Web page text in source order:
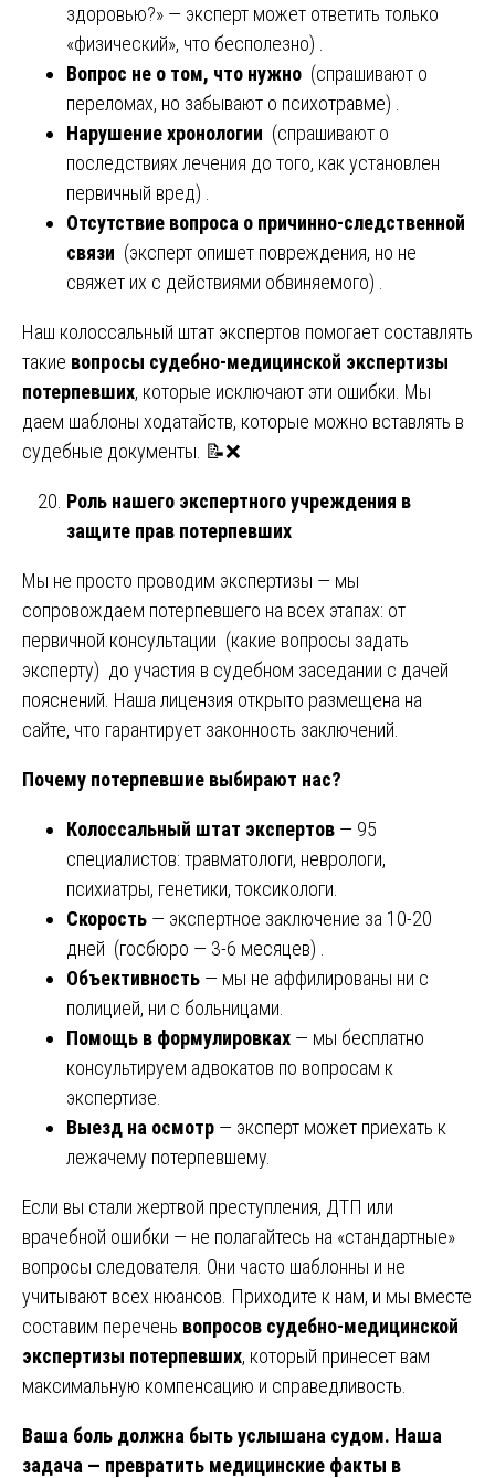
здоровью?» — эксперт может ответить только
«физический», что бесполезно) .
Вопрос не о том, что нужно (спрашивают о
переломах, но забывают о психотравме) .
Нарушение хронологии (спрашивают о
последствиях лечения до того, как установлен
первичный вред) .
Отсутствие вопроса о причинно-следственной
связи (эксперт опишет повреждения, но не
свяжет их с действиями обвиняемого) .
Наш колоссальный штат экспертов помогает составлять
такие вопросы судебно-медицинской экспертизы
потерпевших, которые исключают эти ошибки. Мы
даем шаблоны ходатайств, которые можно вставлять в
судебные документы. 📝❌
Роль нашего экспертного учреждения в
защите прав потерпевших
Мы не просто проводим экспертизы — мы
сопровождаем потерпевшего на всех этапах: от
первичной консультации (какие вопросы задать
эксперту) до участия в судебном заседании с дачей
пояснений. Наша лицензия открыто размещена на
сайте, что гарантирует законность заключений.
Почему потерпевшие выбирают нас?
Колоссальный штат экспертов — 95
специалистов: травматологи, неврологи,
психиатры, генетики, токсикологи.
Скорость — экспертное заключение за 10-20
дней (госбюро — 3-6 месяцев) .
Объективность — мы не аффилированы ни с
полицией, ни с больницами.
Помощь в формулировках — мы бесплатно
консультируем адвокатов по вопросам к
экспертизе.
Выезд на осмотр — эксперт может приехать к
лежачему потерпевшему.
Если вы стали жертвой преступления, ДТП или
врачебной ошибки — не полагайтесь на «стандартные»
вопросы следователя. Они часто шаблонны и не
учитывают всех нюансов. Приходите к нам, и мы вместе
составим перечень вопросов судебно-медицинской
экспертизы потерпевших, который принесет вам
максимальную компенсацию и справедливость.
Ваша боль должна быть услышана судом. Наша
задача — превратить медицинские факты в